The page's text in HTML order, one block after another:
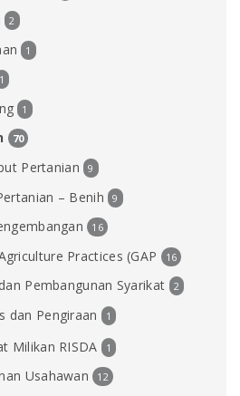
2
1
1
1
70
Pertanian 9
– Benih 9
16
Practices (GAP 16
Pembangunan Syarikat 2
dan Pengiraan 1
Milikan RISDA 1
Usahawan 12